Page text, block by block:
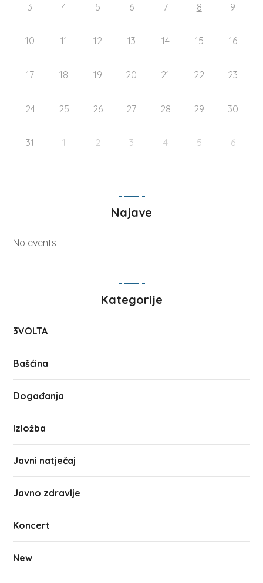
3 4 5 6 7 8 9
10 11 12 13 14 15 16
17 18 19 20 21 22 23
24 25 26 27 28 29 30
31 1 2 3 4 5 6
Najave
No events
Kategorije
3VOLTA
Bašćina
Događanja
Izložba
Javni natječaj
Javno zdravlje
Koncert
New